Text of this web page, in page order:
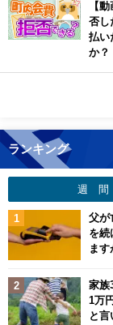
【
否し
払い
か？
ランキング
週 間
父が
を続
ます
家族
1万
と言